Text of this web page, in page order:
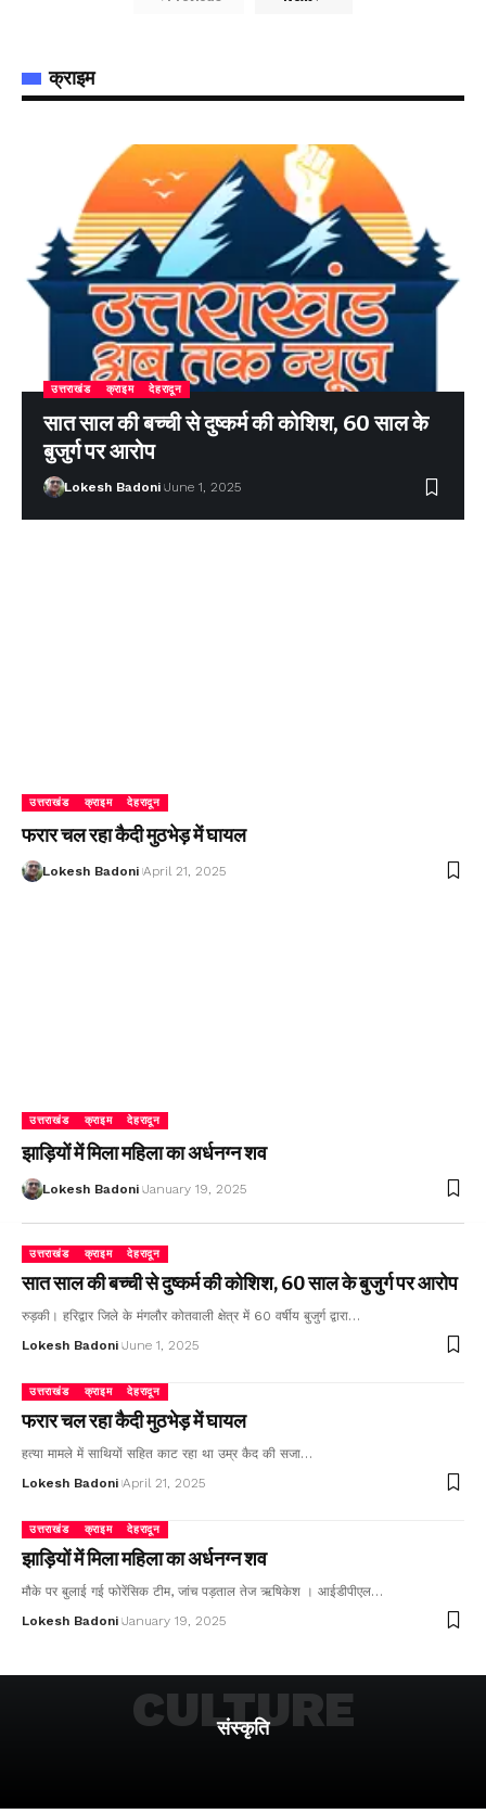
क्राइम
उत्तराखंड क्राइम देहरादून
सात साल की बच्ची से दुष्कर्म की कोशिश, 60 साल के
बुजुर्ग पर आरोप
Lokesh Badoni June 1, 2025
उत्तराखंड क्राइम देहरादून
फरार चल रहा कैदी मुठभेड़ में घायल
Lokesh Badoni April 21, 2025
उत्तराखंड क्राइम देहरादून
झाड़ियों में मिला महिला का अर्धनग्न शव
Lokesh Badoni January 19, 2025
उत्तराखंड क्राइम देहरादून
सात साल की बच्ची से दुष्कर्म की कोशिश, 60 साल के बुजुर्ग पर आरोप
रुड़की। हरिद्वार जिले के मंगलौर कोतवाली क्षेत्र में 60 वर्षीय बुजुर्ग द्वारा…
Lokesh Badoni June 1, 2025
उत्तराखंड क्राइम देहरादून
फरार चल रहा कैदी मुठभेड़ में घायल
हत्या मामले में साथियों सहित काट रहा था उम्र कैद की सजा…
Lokesh Badoni April 21, 2025
उत्तराखंड क्राइम देहरादून
झाड़ियों में मिला महिला का अर्धनग्न शव
मौके पर बुलाई गई फोरेंसिक टीम, जांच पड़ताल तेज ऋषिकेश । आईडीपीएल…
Lokesh Badoni January 19, 2025
संस्कृति
CULTURE